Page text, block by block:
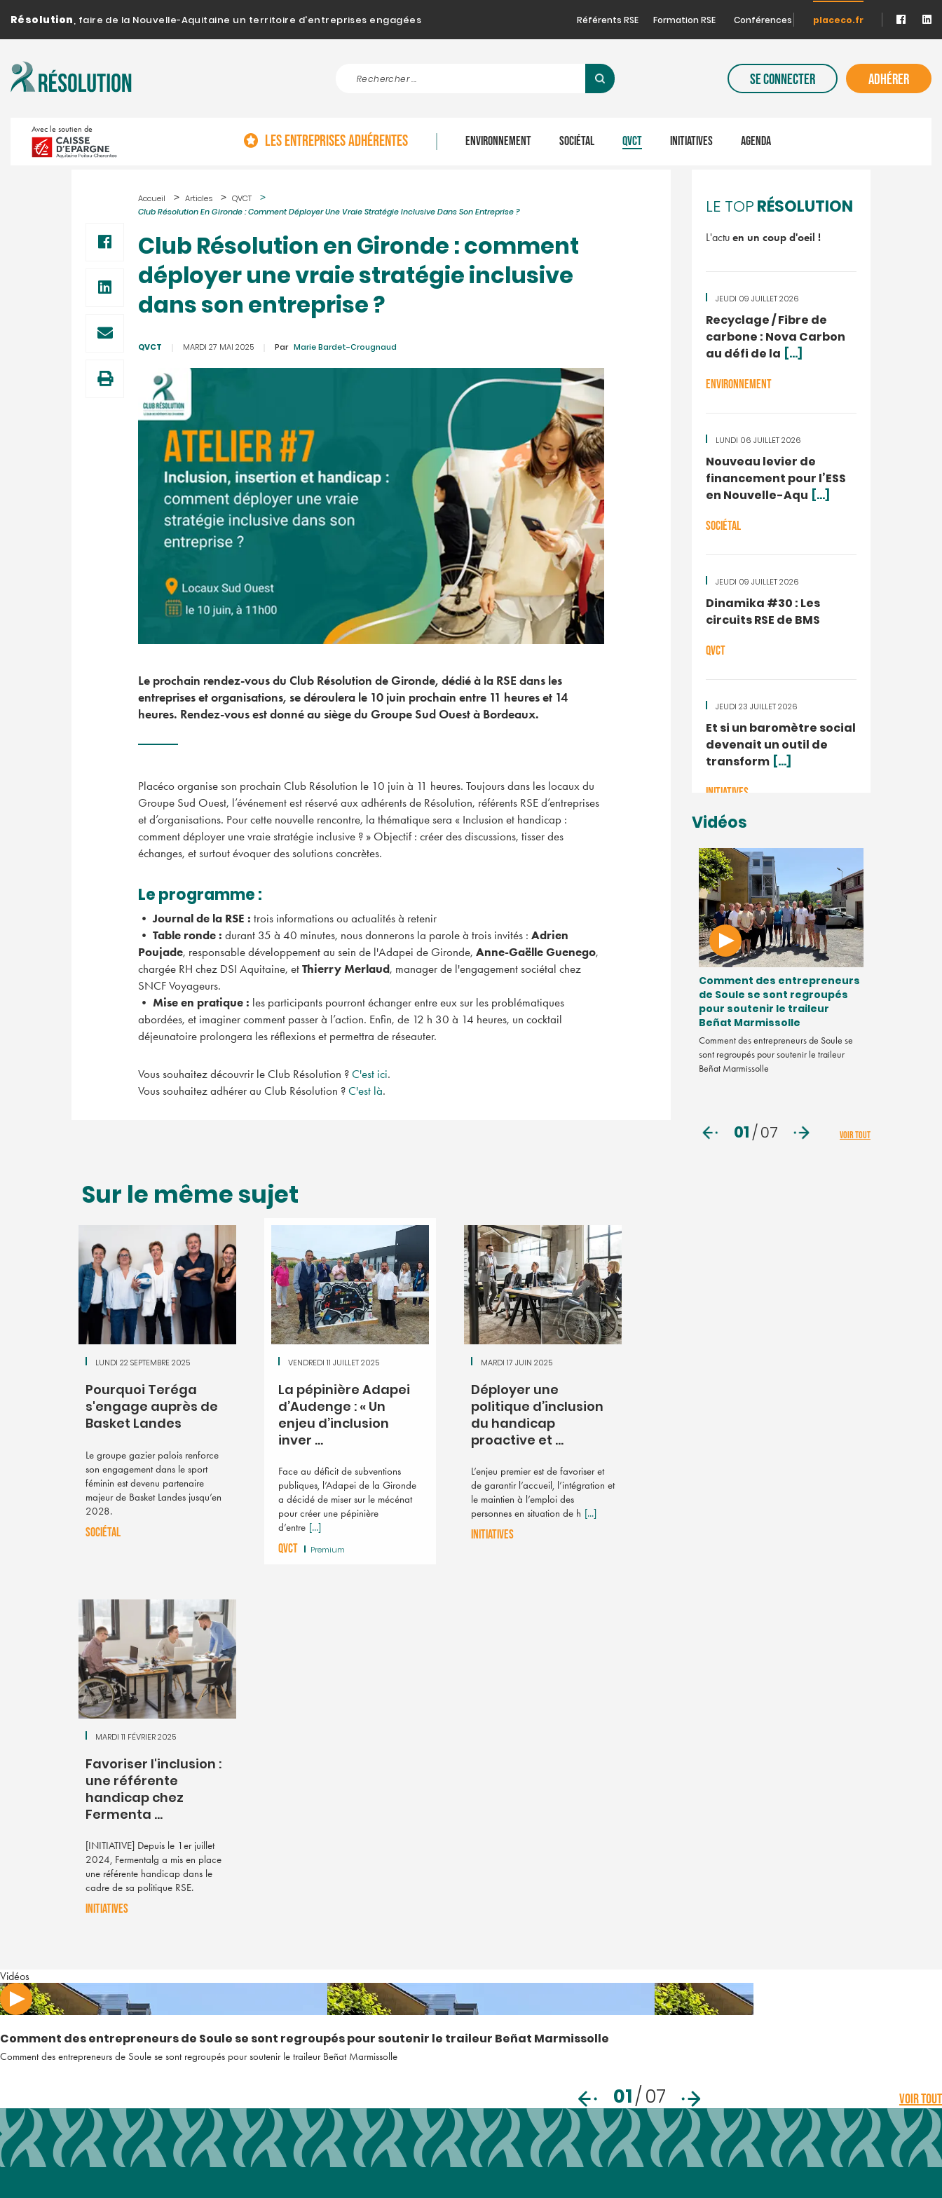
Résolution, faire de la Nouvelle-Aquitaine un territoire d'entreprises engagées Référents RSE Formation RSE Conférences placeco.fr
SE CONNECTER ADHÉRER
Avec le soutien de
LES ENTREPRISES ADHÉRENTES ENVIRONNEMENT SOCIÉTAL QVCT INITIATIVES AGENDA
Accueil Articles
QVCT
Club Résolution En Gironde : Comment Déployer Une Vraie Stratégie Inclusive Dans Son Entreprise ?
Club Résolution en Gironde : comment
déployer une vraie stratégie inclusive
dans son entreprise ?
QVCT MARDI 27 MAI 2025 Par Marie Bardet-Crougnaud
Le prochain rendez-vous du Club Résolution de Gironde, dédié à la RSE dans les
entreprises et organisations, se déroulera le 10 juin prochain entre 11 heures et 14
heures. Rendez-vous est donné au siège du Groupe Sud Ouest à Bordeaux.
Placéco organise son prochain Club Résolution le 10 juin à 11 heures. Toujours dans les locaux du
Groupe Sud Ouest, l’événement est réservé aux adhérents de Résolution, référents RSE d’entreprises
et d’organisations. Pour cette nouvelle rencontre, la thématique sera « Inclusion et handicap :
comment déployer une vraie stratégie inclusive ? » Objectif : créer des discussions, tisser des
échanges, et surtout évoquer des solutions concrètes.
Le programme :
• Journal de la RSE : trois informations ou actualités à retenir
• Table ronde : durant 35 à 40 minutes, nous donnerons la parole à trois invités : Adrien
Poujade, responsable développement au sein de l'Adapei de Gironde, Anne-Gaëlle Guenego,
chargée RH chez DSI Aquitaine, et Thierry Merlaud, manager de l'engagement sociétal chez
SNCF Voyageurs.
• Mise en pratique : les participants pourront échanger entre eux sur les problématiques
abordées, et imaginer comment passer à l’action. Enfin, de 12 h 30 à 14 heures, un cocktail
déjeunatoire prolongera les réflexions et permettra de réseauter.
Vous souhaitez découvrir le Club Résolution ? C'est ici.
Vous souhaitez adhérer au Club Résolution ? C'est là.
Sur le même sujet
LUNDI 22 SEPTEMBRE 2025
Pourquoi Teréga
s'engage auprès de
Basket Landes
Le groupe gazier palois renforce
son engagement dans le sport
féminin est devenu partenaire
majeur de Basket Landes jusqu’en
2028.
SOCIÉTAL
VENDREDI 11 JUILLET 2025
La pépinière Adapei
d’Audenge : « Un
enjeu d’inclusion
inver ...
Face au déficit de subventions
publiques, l’Adapei de la Gironde
a décidé de miser sur le mécénat
pour créer une pépinière
d’entre [...]
QVCT Premium
MARDI 17 JUIN 2025
Déployer une
politique d’inclusion
du handicap
proactive et ...
L’enjeu premier est de favoriser et
de garantir l’accueil, l’intégration et
le maintien à l’emploi des
personnes en situation de h [...]
INITIATIVES
MARDI 11 FÉVRIER 2025
Favoriser l'inclusion :
une référente
handicap chez
Fermenta ...
[INITIATIVE] Depuis le 1er juillet
2024, Fermentalg a mis en place
une référente handicap dans le
cadre de sa politique RSE.
INITIATIVES
LE TOPRÉSOLUTION
L'actu en un coup d'oeil !
JEUDI 09 JUILLET 2026
Recyclage / Fibre de
carbone : Nova Carbon
au défi de la [...]
ENVIRONNEMENT
LUNDI 06 JUILLET 2026
Nouveau levier de
financement pour l’ESS
en Nouvelle-Aqu [...]
SOCIÉTAL
JEUDI 09 JUILLET 2026
Dinamika #30 : Les
circuits RSE de BMS
QVCT
JEUDI 23 JUILLET 2026
Et si un baromètre social
devenait un outil de
transform [...]
INITIATIVES
Vidéos
Michelin a-t-il rendu 4,3
millions d'euros à l'État ?
Le fabriquant de pneus Michelin a annoncé
Comment des entrepreneurs
de Soule se sont regroupés
pour soutenir le traileur
Beñat Marmissolle
Comment des entrepreneurs de Soule se
sont regroupés pour soutenir le traileur
Beñat Marmissolle
01/07 VOIR TOUT
Vidéos
Comment des entrepreneurs de Soule se sont regroupés pour soutenir le traileur Beñat Marmissolle
Comment des entrepreneurs de Soule se sont regroupés pour soutenir le traileur Beñat Marmissolle
01/07 VOIR TOUT